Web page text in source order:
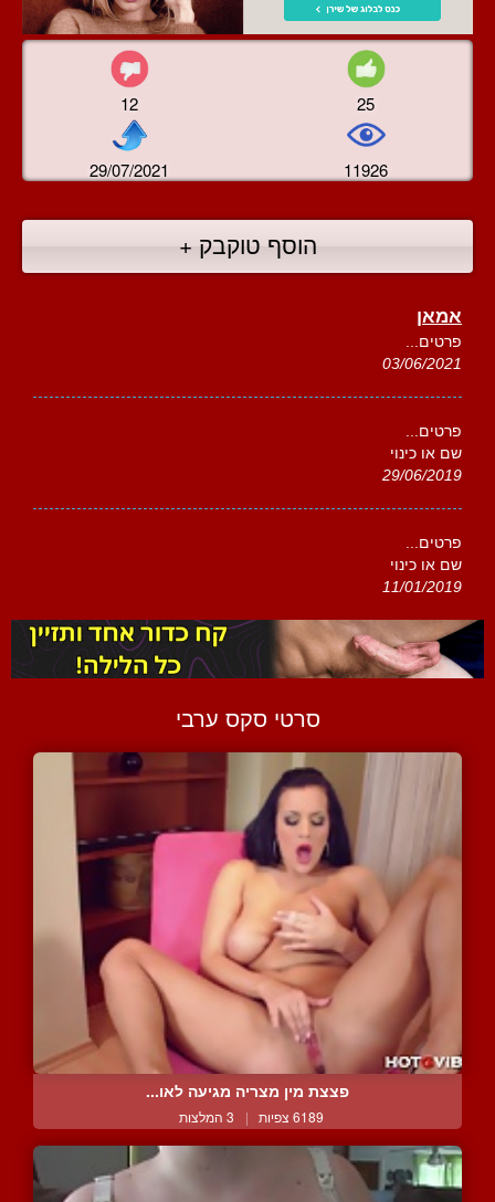
12 25
29/07/2021 11926
הוסף טוקבק +
אמאן
פרטים...
03/06/2021
פרטים...
שם או כינוי
29/06/2019
פרטים...
שם או כינוי
11/01/2019
סרטי סקס ערבי
פצצת מין מצריה מגיעה לאו...
6189 צפיות | 3 המלצות